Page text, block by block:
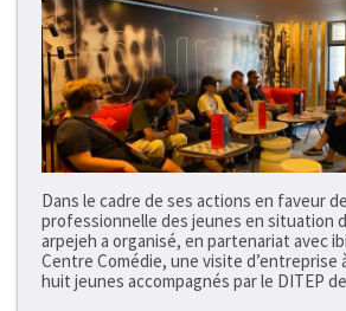
Dans le cadre de ses actions en faveur
professionnelle des jeunes en situation
arpejeh a organisé, en partenariat avec
Centre Comédie, une visite d’entreprise
huit jeunes accompagnés par le DITEP